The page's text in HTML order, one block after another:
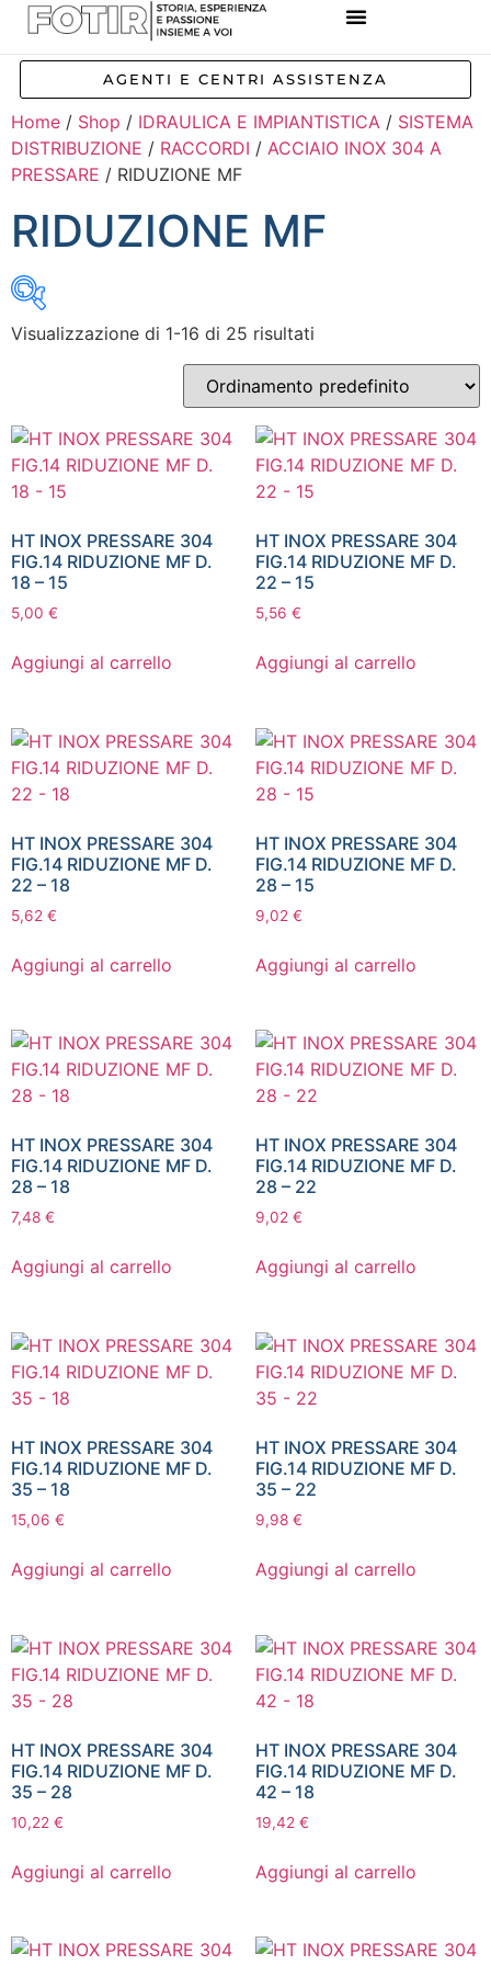
AGENTI E CENTRI ASSISTENZA
Home / Shop / IDRAULICA E IMPIANTISTICA / SISTEMA
DISTRIBUZIONE / RACCORDI / ACCIAIO INOX 304 A
PRESSARE / RIDUZIONE MF
RIDUZIONE MF
Inizia a digitare per attivare la ricerca
Visualizzazione di 1-16 di 25 risultati
HT INOX PRESSARE 304
FIG.14 RIDUZIONE MF D.
18 – 15
5,00 €
Aggiungi al carrello
HT INOX PRESSARE 304
FIG.14 RIDUZIONE MF D.
22 – 15
5,56 €
Aggiungi al carrello
HT INOX PRESSARE 304
FIG.14 RIDUZIONE MF D.
22 – 18
5,62 €
Aggiungi al carrello
HT INOX PRESSARE 304
FIG.14 RIDUZIONE MF D.
28 – 15
9,02 €
Aggiungi al carrello
HT INOX PRESSARE 304
FIG.14 RIDUZIONE MF D.
28 – 18
7,48 €
Aggiungi al carrello
HT INOX PRESSARE 304
FIG.14 RIDUZIONE MF D.
28 – 22
9,02 €
Aggiungi al carrello
HT INOX PRESSARE 304
FIG.14 RIDUZIONE MF D.
35 – 18
15,06 €
Aggiungi al carrello
HT INOX PRESSARE 304
FIG.14 RIDUZIONE MF D.
35 – 22
9,98 €
Aggiungi al carrello
HT INOX PRESSARE 304
FIG.14 RIDUZIONE MF D.
35 – 28
10,22 €
Aggiungi al carrello
HT INOX PRESSARE 304
FIG.14 RIDUZIONE MF D.
42 – 18
19,42 €
Aggiungi al carrello